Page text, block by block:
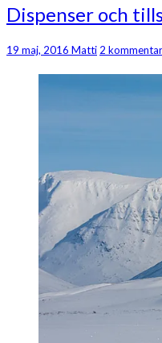
Dispenser
och
för
Laponia
Dispenser och
19 maj, 2016 Matti 2